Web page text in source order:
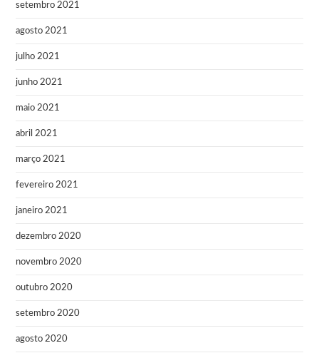
setembro 2021
agosto 2021
julho 2021
junho 2021
maio 2021
abril 2021
março 2021
fevereiro 2021
janeiro 2021
dezembro 2020
novembro 2020
outubro 2020
setembro 2020
agosto 2020